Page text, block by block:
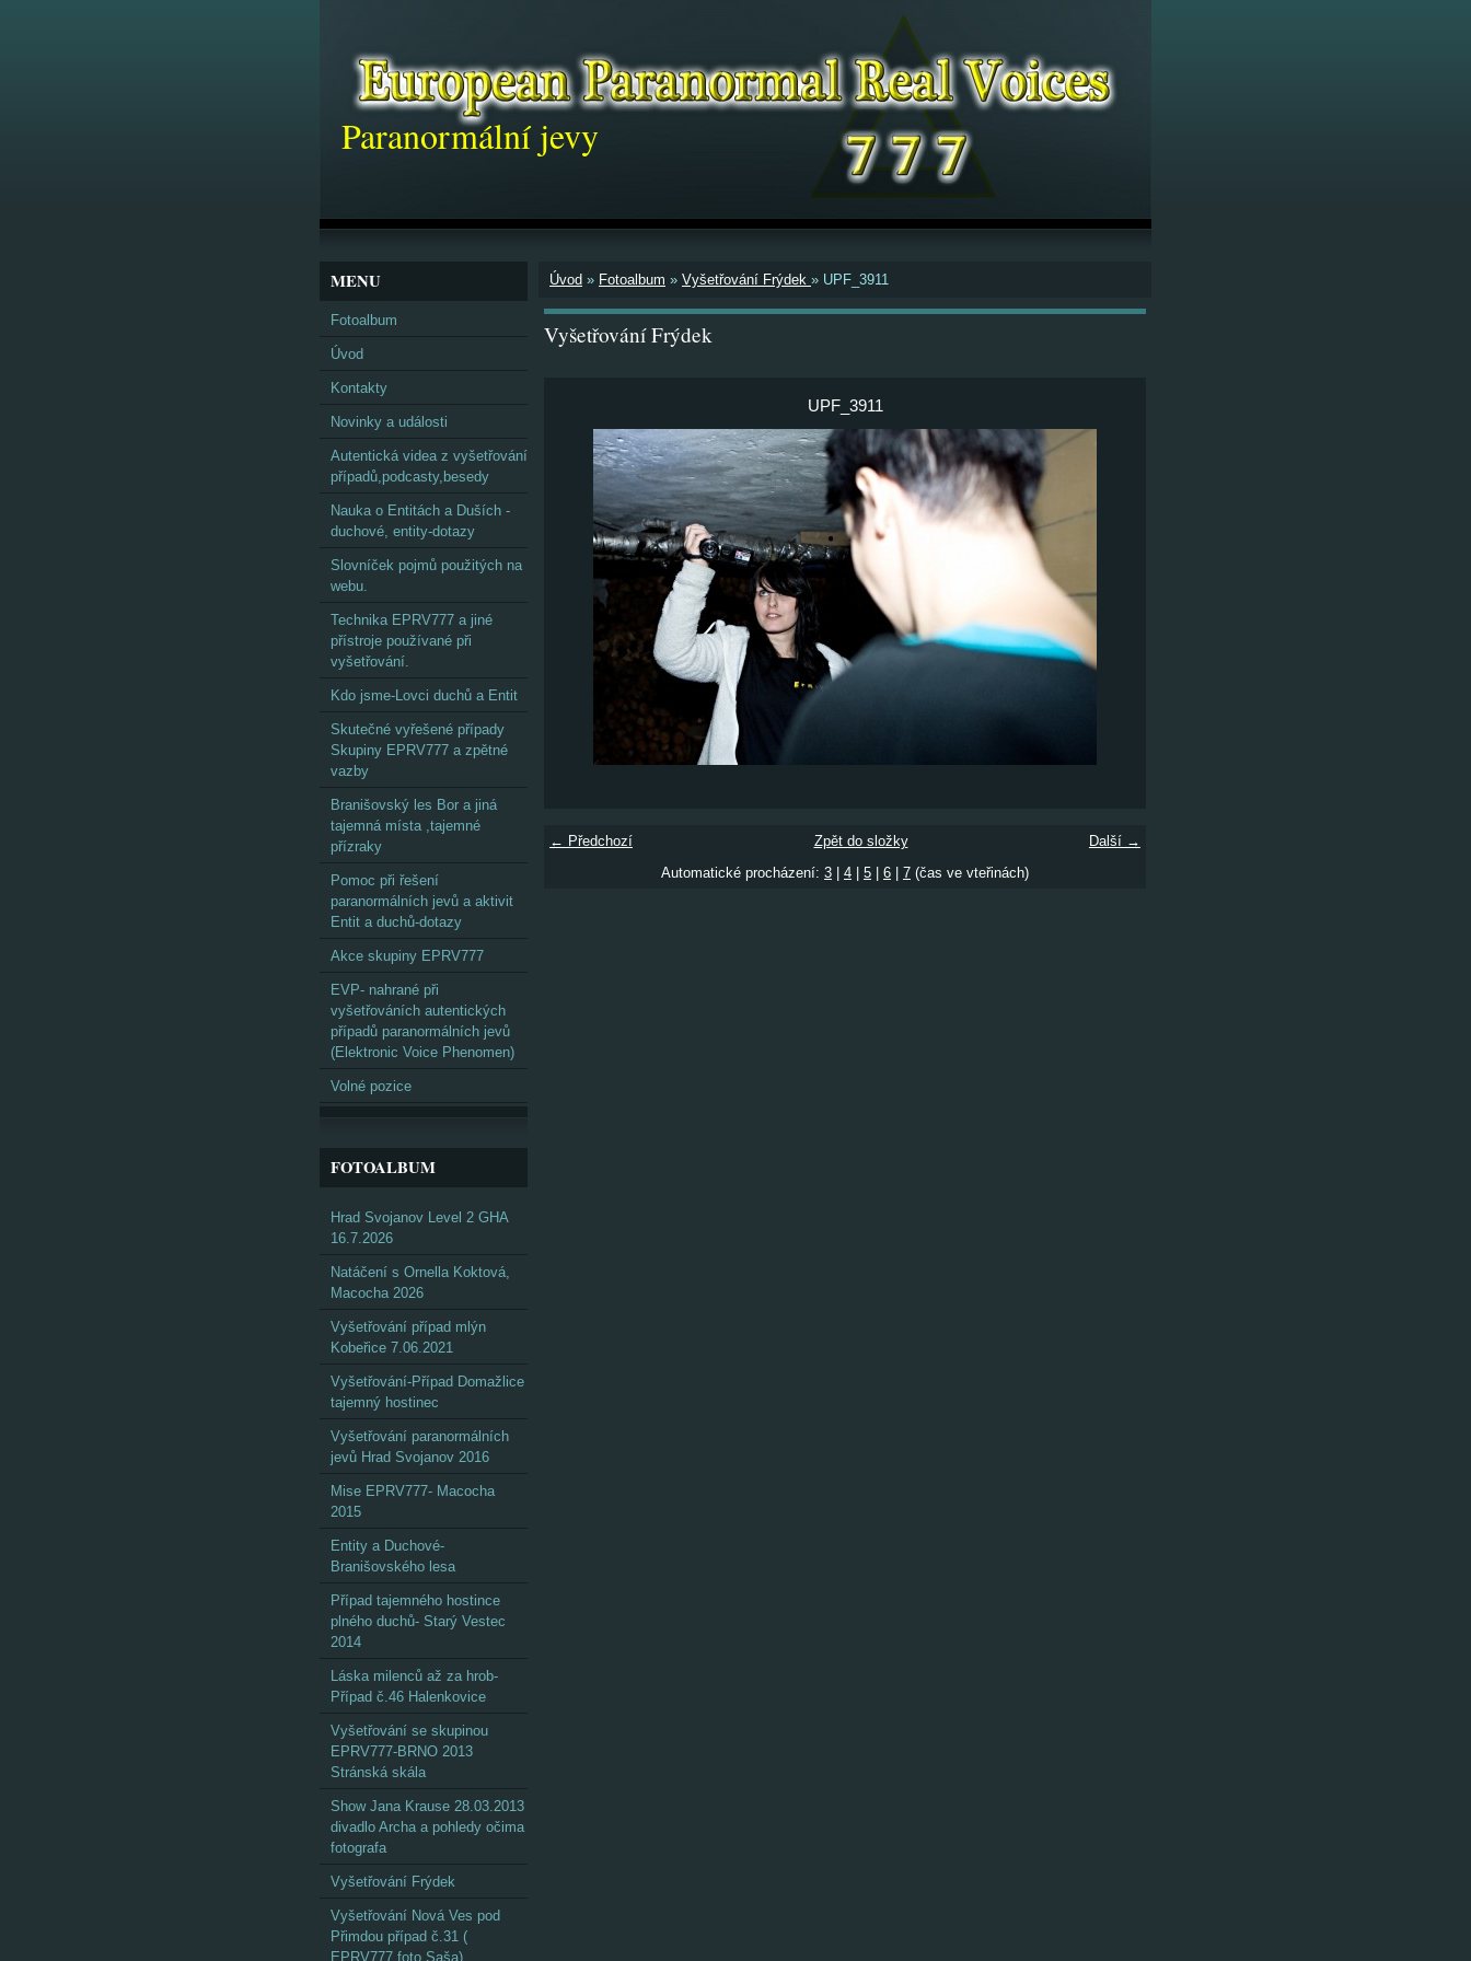
Paranormální jevy
Úvod » Fotoalbum » Vyšetřování Frýdek » UPF_3911
Vyšetřování Frýdek
UPF_3911
← Předchozí Další →
Zpět do složky
Automatické procházení: 3 4 5 6 7 (čas ve vteřinách)
MENU
Fotoalbum
Úvod
Kontakty
Novinky a události
Autentická videa z vyšetřování
případů,podcasty,besedy
Nauka o Entitách a Duších -
duchové, entity-dotazy
Slovníček pojmů použitých na
webu.
Technika EPRV777 a jiné
přístroje používané při
vyšetřování.
Kdo jsme-Lovci duchů a Entit
Skutečné vyřešené případy
Skupiny EPRV777 a zpětné
vazby
Branišovský les Bor a jiná
tajemná místa ,tajemné
přízraky
Pomoc při řešení
paranormálních jevů a aktivit
Entit a duchů-dotazy
Akce skupiny EPRV777
EVP- nahrané při
vyšetřováních autentických
případů paranormálních jevů
(Elektronic Voice Phenomen)
Volné pozice
FOTOALBUM
Hrad Svojanov Level 2 GHA
16.7.2026
Natáčení s Ornella Koktová,
Macocha 2026
Vyšetřování případ mlýn
Kobeřice 7.06.2021
Vyšetřování-Případ Domažlice
tajemný hostinec
Vyšetřování paranormálních
jevů Hrad Svojanov 2016
Mise EPRV777- Macocha
2015
Entity a Duchové-
Branišovského lesa
Případ tajemného hostince
plného duchů- Starý Vestec
2014
Láska milenců až za hrob-
Případ č.46 Halenkovice
Vyšetřování se skupinou
EPRV777-BRNO 2013
Stránská skála
Show Jana Krause 28.03.2013
divadlo Archa a pohledy očima
fotografa
Vyšetřování Frýdek
Vyšetřování Nová Ves pod
Přimdou případ č.31 (
EPRV777 foto Saša)